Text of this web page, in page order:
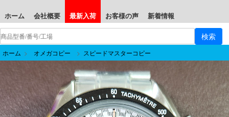
ホーム 会社概要 最新入荷 お客様の声 新着情報
ホーム > オメガコピー > スピードマスターコピー